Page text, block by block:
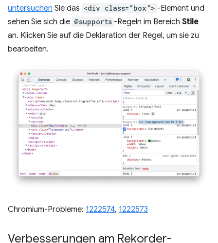
untersuchen Sie das <div class=”box”> -Element und
sehen Sie sich die @supports -Regeln im Bereich Stile
an. Klicken Sie auf die Deklaration der Regel, um sie zu
bearbeiten.
Chromium-Probleme: 1222574, 1222573
Verbesserungen am Rekorder-